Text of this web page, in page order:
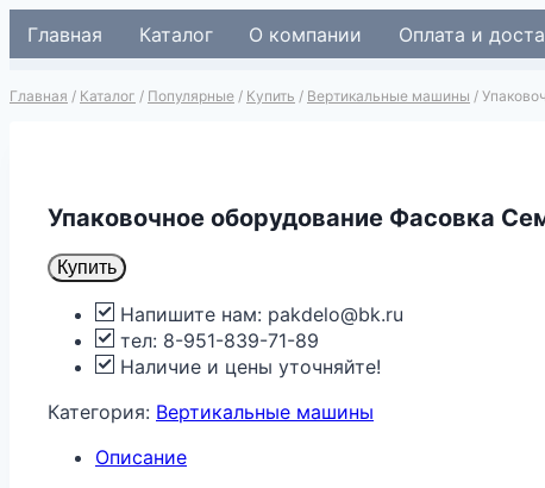
Перейти
Главная Каталог О компании Оплата и
Главная / Каталог / Популярные / Купить / Вертикальные машины /
Упаковочное оборудование Фасовка
Купить
Напишите нам: pakdelo@bk.ru
тел: 8-951-839-71-89
Наличие и цены уточняйте!
Категория: Вертикальные машины
Описание